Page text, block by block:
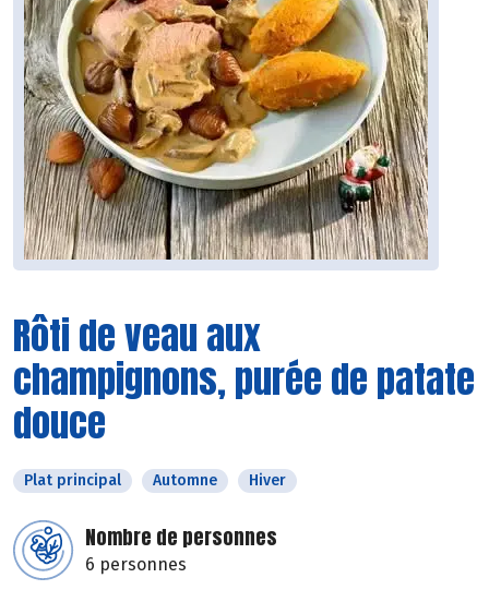
Rôti de veau aux
champignons, purée de patate
douce
Plat principal Automne Hiver
Nombre de personnes
6 personnes